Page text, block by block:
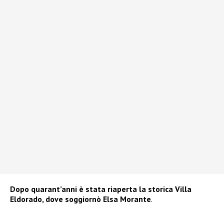
Dopo quarant’anni è stata riaperta la storica Villa
Eldorado, dove soggiornò Elsa Morante.